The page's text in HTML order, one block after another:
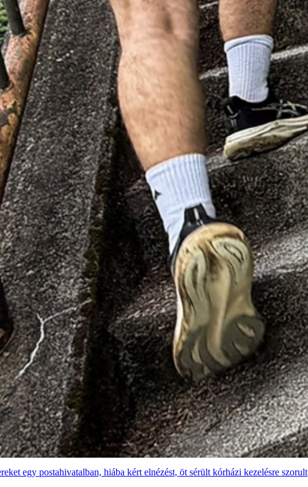
egy postahivatalban, hiába kért elnézést, öt sérült kórházi kezelésre szorult